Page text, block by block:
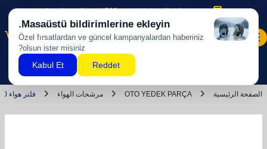
شحن مجاني للمشتريات بقيمة 500 ليرة تركية وما فوق!
الصفحة الرئيسية OTO YEDEK PARÇA مرشحات الهواء فلتر هواء BMW 5 SERIES E60 متوافق بين 1999-2012 رمز OEM: 13712247444